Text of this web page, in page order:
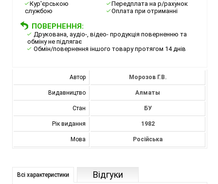
Кур'єрською
службою
Передплата на р/рахунок
Оплата при отриманні
ПОВЕРНЕННЯ:
Друкована, аудіо-, відео- продукція поверненню та
обміну не підлягає
Обмін/повернення іншого товару протягом 14 днів
Автор Морозов Г.В.
Видавництво Алматы
Стан БУ
Рік видання 1982
Мова Російська
Всі характеристики Відгуки